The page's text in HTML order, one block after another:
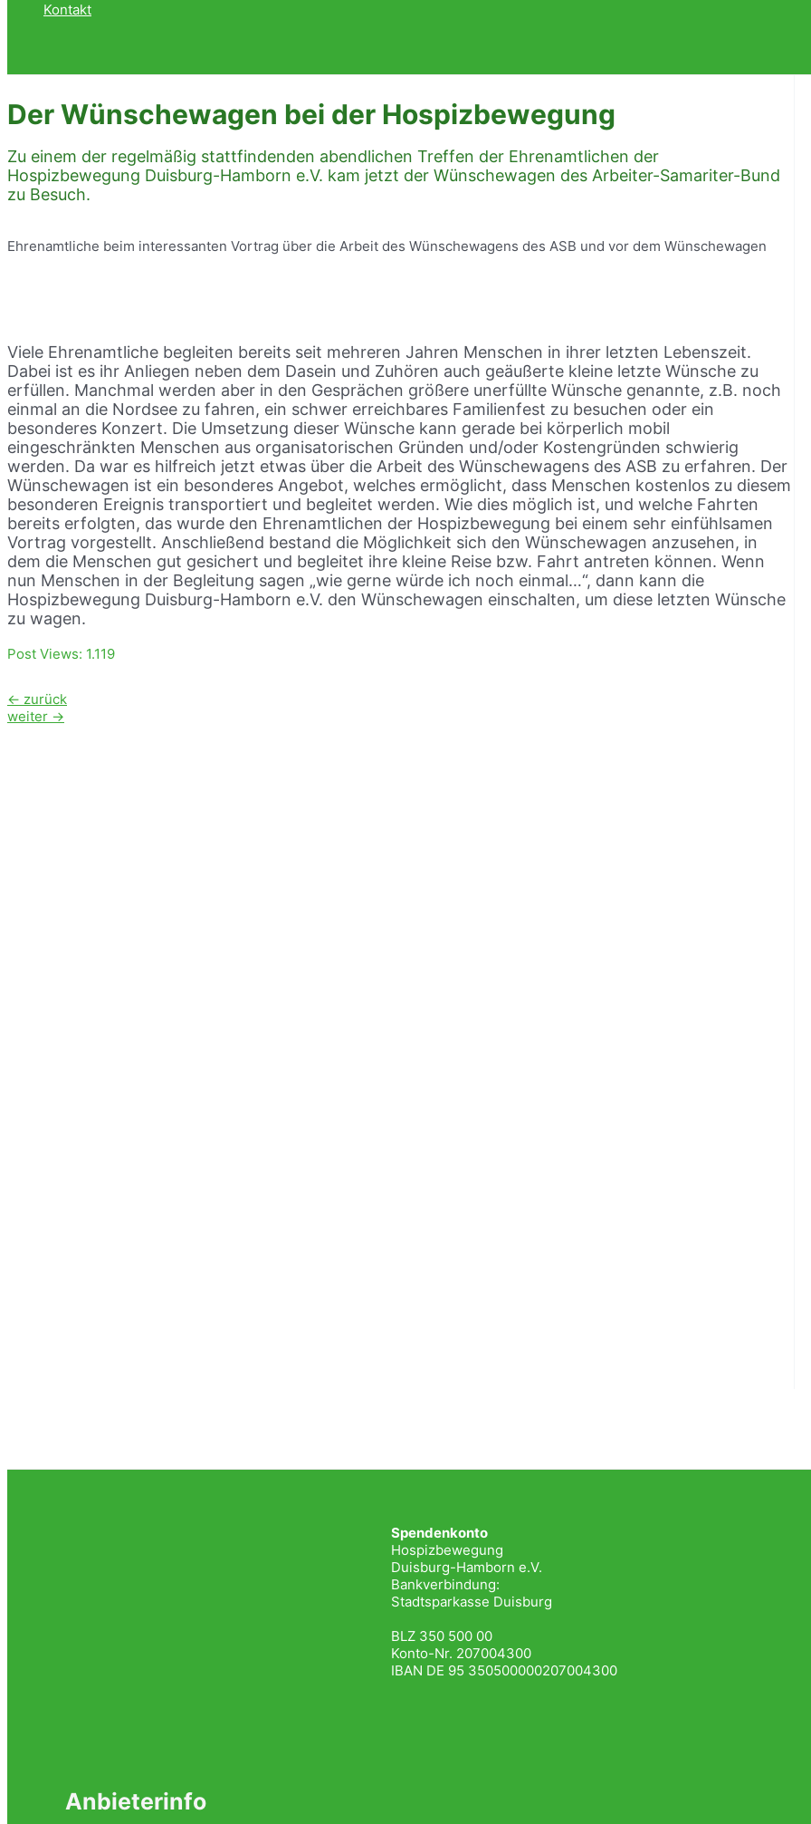
Kontakt
Der Wünschewagen bei der Hospizbewegung
Zu einem der regelmäßig stattfindenden abendlichen Treffen der Ehrenamtlichen der
Hospizbewegung Duisburg-Hamborn e.V. kam jetzt der Wünschewagen des Arbeiter-Samariter-Bund
zu Besuch.
Ehrenamtliche beim interessanten Vortrag über die Arbeit des Wünschewagens des ASB und vor dem Wünschewagen
Viele Ehrenamtliche begleiten bereits seit mehreren Jahren Menschen in ihrer letzten Lebenszeit.
Dabei ist es ihr Anliegen neben dem Dasein und Zuhören auch geäußerte kleine letzte Wünsche zu
erfüllen. Manchmal werden aber in den Gesprächen größere unerfüllte Wünsche genannte, z.B. noch
einmal an die Nordsee zu fahren, ein schwer erreichbares Familienfest zu besuchen oder ein
besonderes Konzert. Die Umsetzung dieser Wünsche kann gerade bei körperlich mobil
eingeschränkten Menschen aus organisatorischen Gründen und/oder Kostengründen schwierig
werden. Da war es hilfreich jetzt etwas über die Arbeit des Wünschewagens des ASB zu erfahren. Der
Wünschewagen ist ein besonderes Angebot, welches ermöglicht, dass Menschen kostenlos zu diesem
besonderen Ereignis transportiert und begleitet werden. Wie dies möglich ist, und welche Fahrten
bereits erfolgten, das wurde den Ehrenamtlichen der Hospizbewegung bei einem sehr einfühlsamen
Vortrag vorgestellt. Anschließend bestand die Möglichkeit sich den Wünschewagen anzusehen, in
dem die Menschen gut gesichert und begleitet ihre kleine Reise bzw. Fahrt antreten können. Wenn
nun Menschen in der Begleitung sagen „wie gerne würde ich noch einmal…“, dann kann die
Hospizbewegung Duisburg-Hamborn e.V. den Wünschewagen einschalten, um diese letzten Wünsche
zu wagen.
Post Views: 1.119
Beitragsnavigation
← zurück
weiter →
Spendenkonto
Hospizbewegung
Duisburg-Hamborn e.V.
Bankverbindung:
Stadtsparkasse Duisburg
BLZ 350 500 00
Konto-Nr. 207004300
IBAN DE 95 350500000207004300
Anbieterinfo